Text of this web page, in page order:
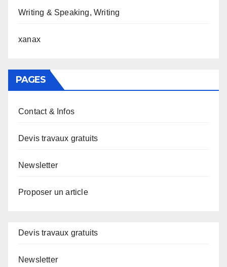
Writing & Speaking, Writing
xanax
PAGES
Contact & Infos
Devis travaux gratuits
Newsletter
Proposer un article
Devis travaux gratuits
Newsletter